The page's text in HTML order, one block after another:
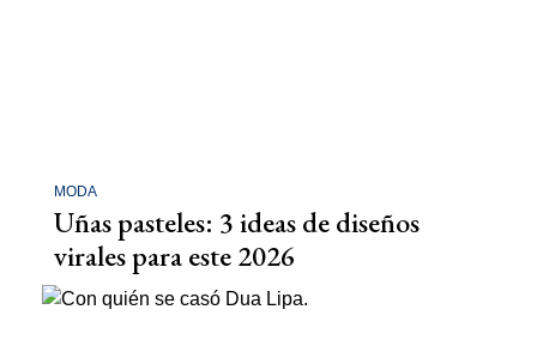
MODA
Uñas pasteles: 3 ideas de diseños
virales para este 2026